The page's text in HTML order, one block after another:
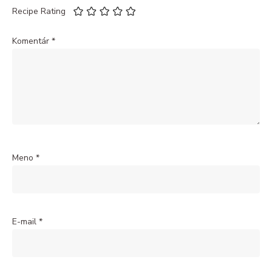
Recipe Rating
Komentár *
Meno *
E-mail *